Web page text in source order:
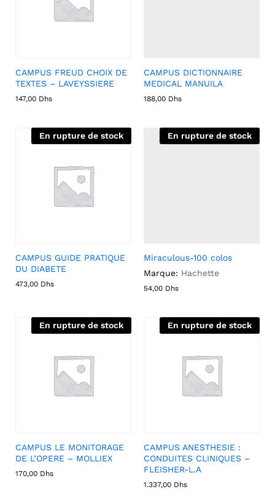
CAMPUS FREUD CHOIX DE
TEXTES – LAVEYSSIERE
147,00 Dhs
CAMPUS DICTIONNAIRE
MEDICAL MANUILA
188,00 Dhs
En rupture de stock
CAMPUS GUIDE PRATIQUE
DU DIABETE
473,00 Dhs
En rupture de stock
Miraculous-100 colos
Marque: Hachette
54,00 Dhs
En rupture de stock
CAMPUS LE MONITORAGE
DE L’OPERE – MOLLIEX
170,00 Dhs
En rupture de stock
CAMPUS ANESTHESIE :
CONDUITES CLINIQUES –
FLEISHER-L.A
1.337,00 Dhs